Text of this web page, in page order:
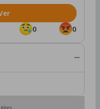
0 0